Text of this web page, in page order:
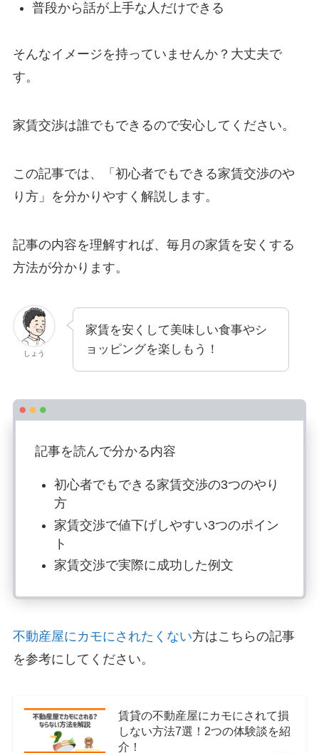
普段から話が上手な人だけできる
そんなイメージを持っていませんか？大丈夫で
す。
家賃交渉は誰でもできるので安心してください。
この記事では、「初心者でもできる家賃交渉のや
り方」を分かりやすく解説します。
記事の内容を理解すれば、毎月の家賃を安くする
方法が分かります。
しょう
家賃を安くして美味しい食事やシ
ョッピングを楽しもう！
記事を読んで分かる内容
初心者でもできる家賃交渉の3つのやり
方
家賃交渉で値下げしやすい3つのポイン
ト
家賃交渉で実際に成功した例文
不動産屋にカモにされたくない方はこちらの記事
を参考にしてください。
賃貸の不動産屋にカモにされて損
しない方法7選！2つの体験談を紹
介！